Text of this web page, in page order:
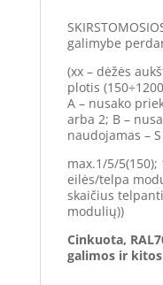
galimybe
(xx – dėžės
plotis
A – nusako
arba 2; B –
naudojamas –
max.1/5/
eilės/telpa
skaičius
modulių))
Cinkuota,
galimos ir